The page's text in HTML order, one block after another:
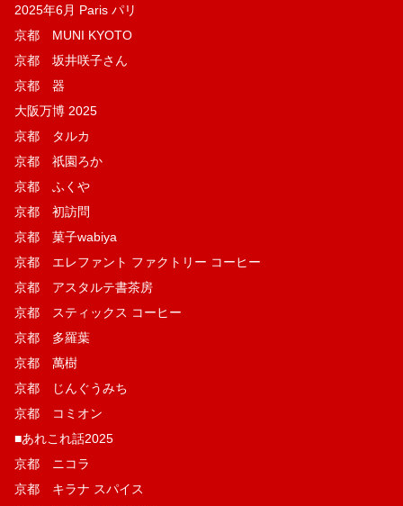
2025年6月 Paris パリ
京都 MUNI KYOTO
京都 坂井咲子さん
京都 器
大阪万博 2025
京都 タルカ
京都 祇園ろか
京都 ふくや
京都 初訪問
京都 菓子wabiya
京都 エレファント ファクトリー コーヒー
京都 アスタルテ書茶房
京都 スティックス コーヒー
京都 多羅葉
京都 萬樹
京都 じんぐうみち
京都 コミオン
■あれこれ話2025
京都 ニコラ
京都 キラナ スパイス